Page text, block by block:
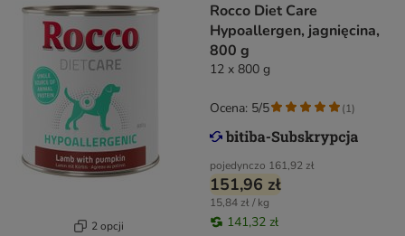
2 opcji
Rocco Diet Care
Hypoallergen, jagnięcina,
800 g
12 x 800 g
pojedynczo 161,92 zł
151,96 zł
15,84 zł / kg
141,32 zł
Ocena: 5/5 (1)